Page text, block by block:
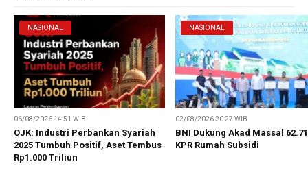
NASIONAL
06/08/2026 14:51 WIB
OJK: Industri Perbankan Syariah
2025 Tumbuh Positif, Aset Tembus
Rp1.000 Triliun
NASIONAL
02/08/2026 20:27 WIB
BNI Dukung Akad Massal
KPR Rumah Subsidi